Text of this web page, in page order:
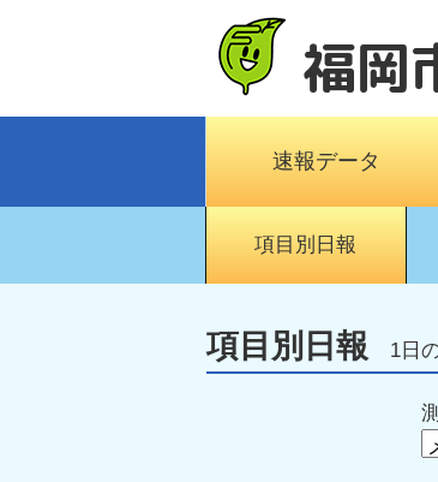
福岡
速報データ
項目別日報
項目別日報 1日